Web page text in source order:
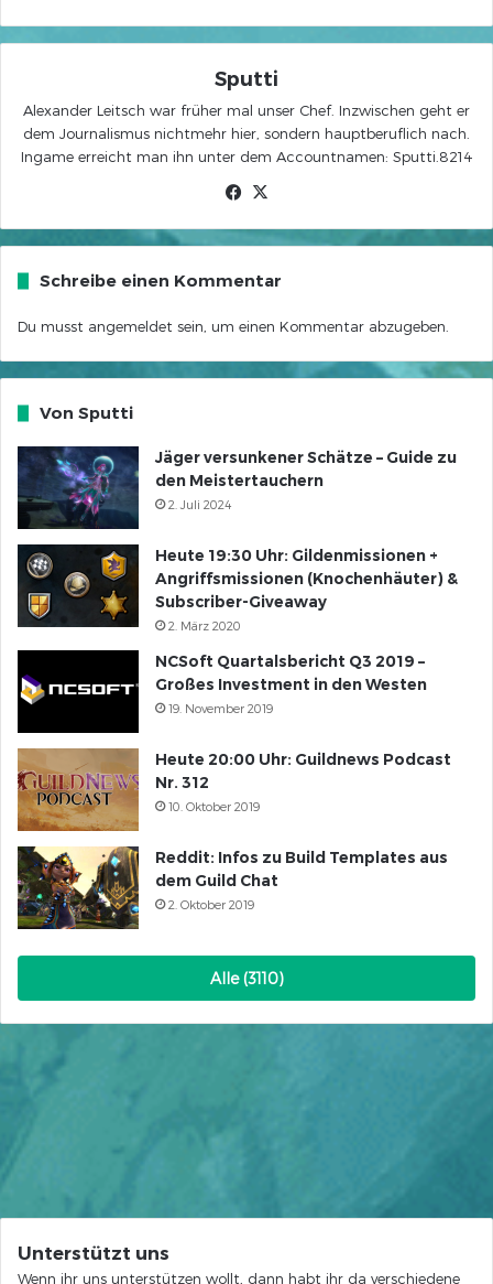
Sputti
Alexander Leitsch war früher mal unser Chef. Inzwischen geht er
dem Journalismus nichtmehr hier, sondern hauptberuflich nach.
Ingame erreicht man ihn unter dem Accountnamen: Sputti.8214
Facebook
Schreibe einen Kommentar
Du musst angemeldet sein, um einen Kommentar abzugeben.
Von Sputti
Jäger versunkener Schätze – Guide zu
den Meistertauchern
2. Juli 2024
Heute 19:30 Uhr: Gildenmissionen +
Angriffsmissionen (Knochenhäuter) &
Subscriber-Giveaway
2. März 2020
NCSoft Quartalsbericht Q3 2019 –
Großes Investment in den Westen
19. November 2019
Heute 20:00 Uhr: Guildnews Podcast
Nr. 312
10. Oktober 2019
Reddit: Infos zu Build Templates aus
dem Guild Chat
2. Oktober 2019
Alle (3110)
Unterstützt uns
Wenn ihr uns unterstützen wollt, dann habt ihr da verschiedene